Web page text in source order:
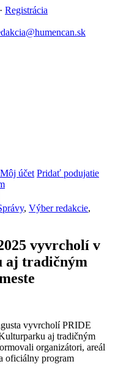
· Registrácia
Môj účet Pridať podujatie
, Výber redakcie,
vyvrcholí v
aj tradičným
vyvrcholí PRIDE
aj tradičným
organizátori, areál
oficiálny program